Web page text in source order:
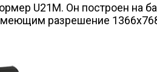
U21M. Он построен на
разрешение